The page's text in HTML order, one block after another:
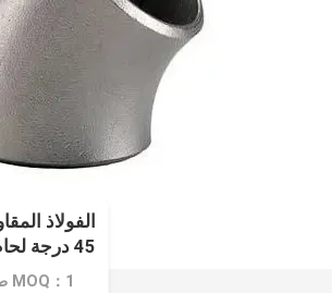
45 درجة لحام الشارع ثلاثي المشبك الكوع
MOQ：1 طن